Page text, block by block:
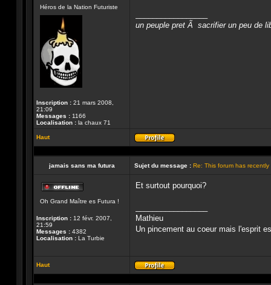
ligne
Héros de la Nation Futuriste
Inscription : 21 mars 2008,
21:09
Messages : 1166
Localisation : la chaux 71
un peuple pret Ã sacrifier un peu de
Haut
Profil
jamais sans ma futura Sujet du message : Re: This forum has
ligne
Oh Grand Maître es Futura !
Inscription : 12 févr. 2007,
21:59
Messages : 4382
Localisation : La Turbie
Et surtout pourquoi?
Mathieu
Un pincement au coeur mais l'esprit
Haut
Profil